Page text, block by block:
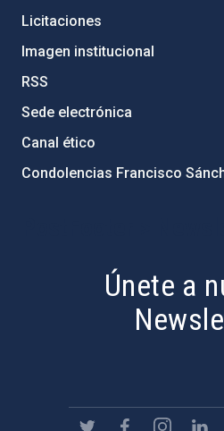
Licitaciones
Imagen institucional
RSS
Sede electrónica
Canal ético
Condolencias Francisco
Únete a